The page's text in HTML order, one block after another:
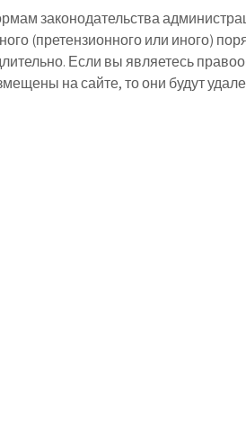
законодательства
(претензионного или иного)
Если вы являетесь
на сайте, то они будут